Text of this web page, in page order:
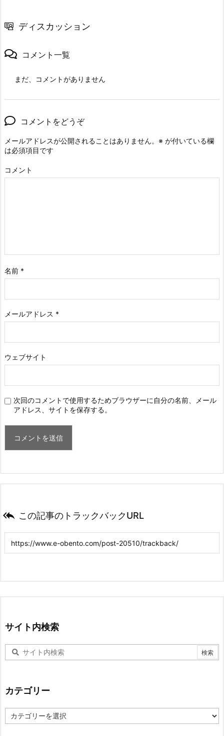
ディスカッション
コメント一覧
まだ、コメントがありません
コメントをどうぞ
メールアドレスが公開されることはありません。 ※ が付いている欄
は必須項目です
コメント
名前 *
メールアドレス *
ウェブサイト
次回のコメントで使用するためブラウザーに自分の名前、メール
アドレス、サイトを保存する。
 この記事のトラックバックURL
サイト内検索
カテゴリー
テ